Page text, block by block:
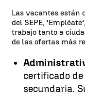
Las vacantes están
del SEPE,
trabajo tanto a
de las ofertas más
certificado
secundaria.